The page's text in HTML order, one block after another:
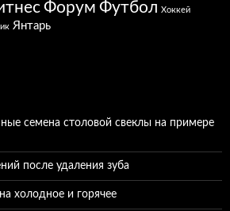
Форум Футбол Хоккей
Янтарь
семена столовой свеклы на примере
после удаления зуба
холодное и горячее